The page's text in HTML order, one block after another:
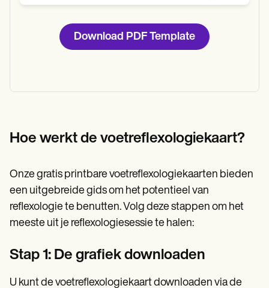
Download PDF Template
Hoe werkt de voetreflexologiekaart?
Onze gratis printbare voetreflexologiekaarten bieden
een uitgebreide gids om het potentieel van
reflexologie te benutten. Volg deze stappen om het
meeste uit je reflexologiesessie te halen:
Stap 1: De grafiek downloaden
U kunt de voetreflexologiekaart downloaden via de